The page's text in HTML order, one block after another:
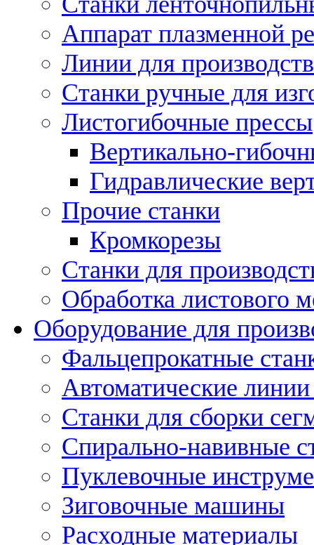
Аппарат плазменной
Линии для
Станки ручные для
Листогибочные прессы
Вертикально-
Гидравлические
Прочие станки
Кромкорезы
Станки для
Обработка листового
Оборудование для
Фальцепрокатные
Автоматические линии
Станки для сборки
Спирально-навивные
Пуклевочные
Зиговочные машины
Расходные материалы